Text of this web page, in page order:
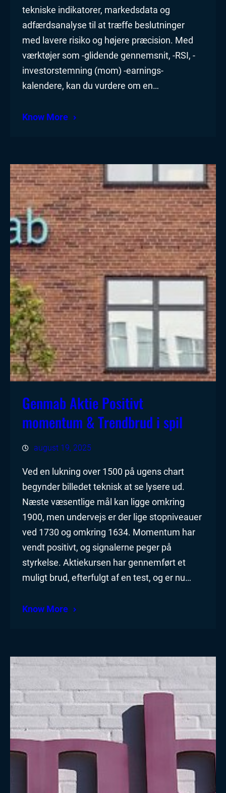
tekniske indikatorer, markedsdata og
adfærdsanalyse til at træffe beslutninger
med lavere risiko og højere præcision. Med
værktøjer som -glidende gennemsnit, -RSI, -
investorstemning (mom) -earnings-
kalendere, kan du vurdere om en…
Know More
Genmab Aktie Positivt
momentum & Trendbrud i spil
august 19, 2025
Ved en lukning over 1500 på ugens chart
begynder billedet teknisk at se lysere ud.
Næste væsentlige mål kan ligge omkring
1900, men undervejs er der lige stopniveauer
ved 1730 og omkring 1634. Momentum har
vendt positivt, og signalerne peger på
styrkelse. Aktiekursen har gennemført et
muligt brud, efterfulgt af en test, og er nu…
Know More